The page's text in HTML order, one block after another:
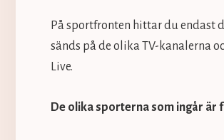
På sportfronten hittar du endast
sänds på de olika TV-kanalerna
Live.
De olika sporterna som ingår är